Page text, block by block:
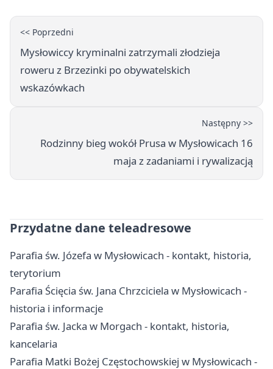
<< Poprzedni
Mysłowiccy kryminalni zatrzymali złodzieja
roweru z Brzezinki po obywatelskich
wskazówkach
Następny >>
Rodzinny bieg wokół Prusa w Mysłowicach 16
maja z zadaniami i rywalizacją
Przydatne dane teleadresowe
Parafia św. Józefa w Mysłowicach - kontakt, historia,
terytorium
Parafia Ścięcia św. Jana Chrzciciela w Mysłowicach -
historia i informacje
Parafia św. Jacka w Morgach - kontakt, historia,
kancelaria
Parafia Matki Bożej Częstochowskiej w Mysłowicach -